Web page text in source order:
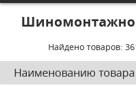
Найдено товаров: